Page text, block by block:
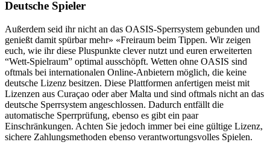
Deutsche Spieler
Außerdem seid ihr nicht an das OASIS-Sperrsystem gebunden und
genießt damit spürbar mehr» «Freiraum beim Tippen. Wir zeigen
euch, wie ihr diese Pluspunkte clever nutzt und euren erweiterten
“Wett-Spielraum” optimal ausschöpft. Wetten ohne OASIS sind
oftmals bei internationalen Online-Anbietern möglich, die keine
deutsche Lizenz besitzen. Diese Plattformen anfertigen meist mit
Lizenzen aus Curaçao oder aber Malta und sind oftmals nicht an das
deutsche Sperrsystem angeschlossen. Dadurch entfällt die
automatische Sperrprüfung, ebenso es gibt ein paar
Einschränkungen. Achten Sie jedoch immer bei eine gültige Lizenz,
sichere Zahlungsmethoden ebenso verantwortungsvolles Spielen.